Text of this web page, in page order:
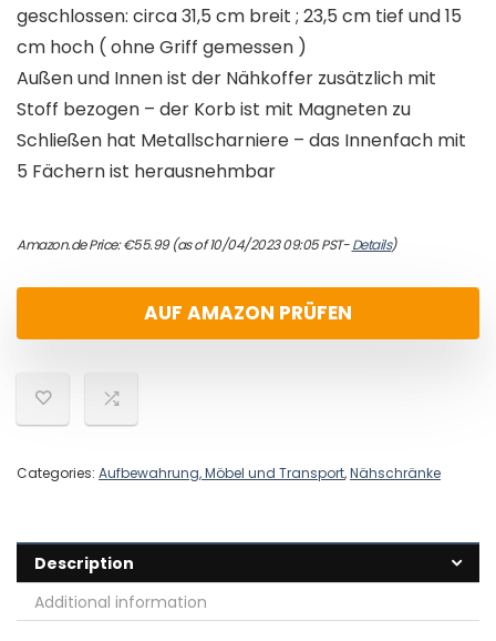
geschlossen: circa 31,5 cm breit ; 23,5 cm tief und 15
cm hoch ( ohne Griff gemessen )
Außen und Innen ist der Nähkoffer zusätzlich mit
Stoff bezogen – der Korb ist mit Magneten zu
Schließen hat Metallscharniere – das Innenfach mit
5 Fächern ist herausnehmbar
Amazon.de Price:€55.99(as of 10/04/2023 09:05 PST-Details)
AUF AMAZON PRÜFEN
Categories: Aufbewahrung, Möbel und Transport,Nähschränke
Description
Additional information